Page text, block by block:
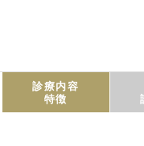
診療内容
特徴